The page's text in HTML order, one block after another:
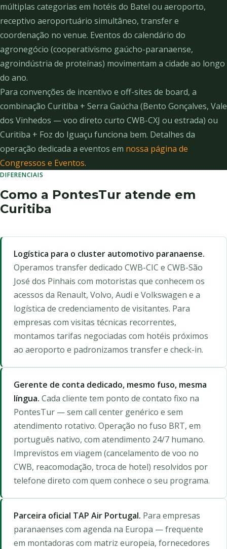
múltiplas categorias em hotéis do Batel ou aeroporto,
receptivo aeroportuário simultâneo, transfer e
coordenação no venue. Eventos do calendário do
agronegócio (cooperativismo gaúcho-paranaense,
agroindústria de proteínas) movimentam a cidade ao longo
do ano.
Para convenções de incentivo e off-sites de board, a
combinação Curitiba + Serra Gaúcha (Bento Gonçalves, Vale
dos Vinhedos — voo direto curto CWB-CXJ ou estrada) ou
Curitiba + Foz do Iguaçu funciona bem. Detalhes da
operação dedicada a eventos em nossa página de
Congressos e Eventos.
DIFERENCIAIS
Como a PontesTur atende em
Curitiba
Logística para o cluster automotivo paranaense.
Operamos transfer dedicado CWB-CIC e CWB-São
José dos Pinhais com motoristas que conhecem os
acessos da Renault, Volvo, Audi e Volkswagen e a
logística de credenciamento de visitantes. Para
empresas com visitas técnicas recorrentes,
montamos tarifas negociadas com hotéis próximos
ao aeroporto e padronizamos transfer e check-in.
Gerente de conta dedicado, mesmo fuso, mesma
língua. Cada cliente tem ponto de contato fixo na
PontesTur — sem call center genérico e sem
atendimento rotativo. Operação no fuso BRT, em
português nativo, com atendimento 24/7 humano.
Imprevistos em viagem (cancelamento de voo no
CWB, reacomodação, troca de hotel) resolvidos por
telefone direto com quem conhece o seu programa.
Parceira oficial TAP Air Portugal. Para empresas
paranaenses com agenda na Europa — frequente
em montadoras com matriz europeia, fornecedores